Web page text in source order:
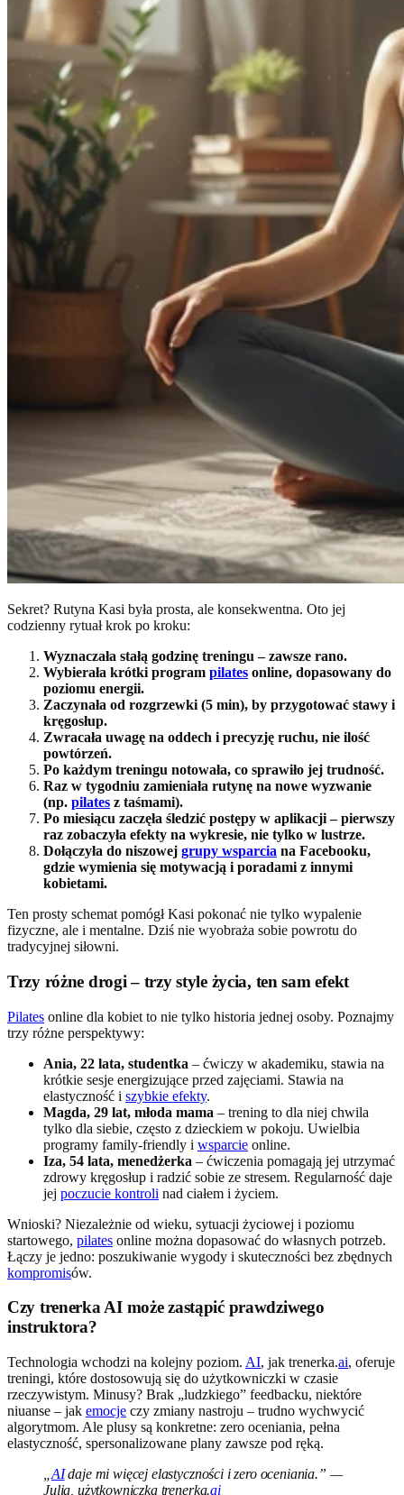
Sekret? Rutyna Kasi była prosta, ale konsekwentna. Oto jej
codzienny rytuał krok po kroku:
Wyznaczała stałą godzinę treningu – zawsze rano.
Wybierała krótki program pilates online, dopasowany do
poziomu energii.
Zaczynała od rozgrzewki (5 min), by przygotować stawy i
kręgosłup.
Zwracała uwagę na oddech i precyzję ruchu, nie ilość
powtórzeń.
Po każdym treningu notowała, co sprawiło jej trudność.
Raz w tygodniu zamieniała rutynę na nowe wyzwanie
(np. pilates z taśmami).
Po miesiącu zaczęła śledzić postępy w aplikacji – pierwszy
raz zobaczyła efekty na wykresie, nie tylko w lustrze.
Dołączyła do niszowej grupy wsparcia na Facebooku,
gdzie wymienia się motywacją i poradami z innymi
kobietami.
Ten prosty schemat pomógł Kasi pokonać nie tylko wypalenie
fizyczne, ale i mentalne. Dziś nie wyobraża sobie powrotu do
tradycyjnej siłowni.
Trzy różne drogi – trzy style życia, ten sam efekt
Pilates online dla kobiet to nie tylko historia jednej osoby. Poznajmy
trzy różne perspektywy:
Ania, 22 lata, studentka – ćwiczy w akademiku, stawia na
krótkie sesje energizujące przed zajęciami. Stawia na
elastyczność i szybkie efekty.
Magda, 29 lat, młoda mama – trening to dla niej chwila
tylko dla siebie, często z dzieckiem w pokoju. Uwielbia
programy family-friendly i wsparcie online.
Iza, 54 lata, menedżerka – ćwiczenia pomagają jej utrzymać
zdrowy kręgosłup i radzić sobie ze stresem. Regularność daje
jej poczucie kontroli nad ciałem i życiem.
Wnioski? Niezależnie od wieku, sytuacji życiowej i poziomu
startowego, pilates online można dopasować do własnych potrzeb.
Łączy je jedno: poszukiwanie wygody i skuteczności bez zbędnych
kompromisów.
Czy trenerka AI może zastąpić prawdziwego
instruktora?
Technologia wchodzi na kolejny poziom. AI, jak trenerka.ai, oferuje
treningi, które dostosowują się do użytkowniczki w czasie
rzeczywistym. Minusy? Brak „ludzkiego” feedbacku, niektóre
niuanse – jak emocje czy zmiany nastroju – trudno wychwycić
algorytmom. Ale plusy są konkretne: zero oceniania, pełna
elastyczność, spersonalizowane plany zawsze pod ręką.
AIdaje mi więcej elastyczności i zero oceniania.” —
Julia, użytkowniczka trenerka.ai